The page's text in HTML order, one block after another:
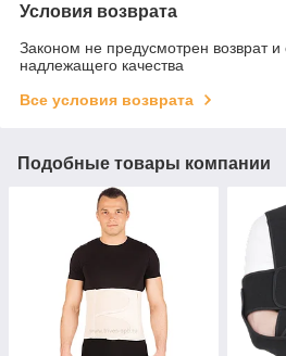
Условия возврата
Законом не предусмотрен возврат
надлежащего качества
Все условия возврата
Подобные товары компании